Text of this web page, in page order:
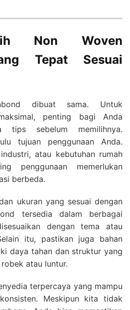
Non Woven
Tepat Sesuai
dibuat sama. Untuk
penting bagi Anda
tips sebelum memilihnya.
tujuan penggunaan Anda.
atau kebutuhan rumah
penggunaan memerlukan
berbeda.
ukuran yang sesuai dengan
tersedia dalam berbagai
dengan tema atau
itu, pastikan juga bahan
daya tahan dan struktur yang
atau luntur.
terpercaya yang mampu
Meskipun kita tidak